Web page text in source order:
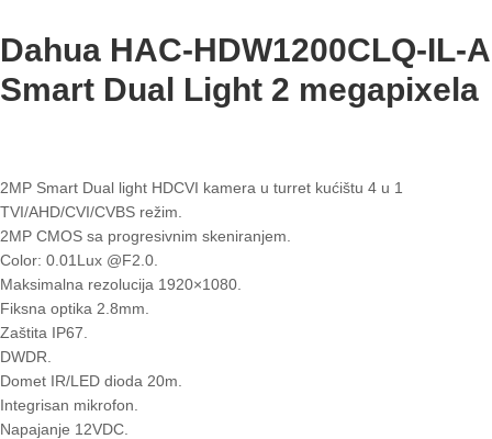
Dahua HAC-HDW1200CLQ-IL-A
Smart Dual Light 2 megapixela
2MP Smart Dual light HDCVI kamera u turret kućištu 4 u 1
TVI/AHD/CVI/CVBS režim.
2MP CMOS sa progresivnim skeniranjem.
Color: 0.01Lux @F2.0.
Maksimalna rezolucija 1920×1080.
Fiksna optika 2.8mm.
Zaštita IP67.
DWDR.
Domet IR/LED dioda 20m.
Integrisan mikrofon.
Napajanje 12VDC.